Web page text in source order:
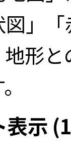
」
地形
表示